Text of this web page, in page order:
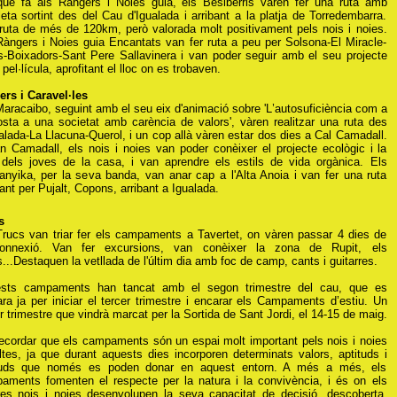
sortint des del Cau d'Igualada i arribant a la platja de Torredembarra.
de més de 120km, però valorada molt positivament pels nois i noies.
i Noies guia Encantats van fer ruta a peu per Solsona-El Miracle-
Boixadors-Sant Pere Sallavinera i van poder seguir amb el seu projecte
aprofitant el lloc on es trobaven.
i Caravel·les
seguint amb el seu eix d'animació sobre 'L ’autosuficiència com a
a una societat amb carència de valors', vàren realitzar una ruta des
La Llacuna-Querol, i un cop allà vàren estar dos dies a Cal Camadall.
Camadall, els nois i noies van poder conèixer el projecte ecològic i la
joves de la casa, i van aprendre els estils de vida orgànica. Els
per la seva banda, van anar cap a l'Alta Anoia i van fer una ruta
per Pujalt, Copons, arribant a Igualada.
van triar fer els campaments a Tavertet, on vàren passar 4 dies de
Van fer excursions, van conèixer la zona de Rupit, els
la vetllada de l'últim dia amb foc de camp, cants i guitarres.
campaments han tancat amb el segon trimestre del cau, que es
ja per iniciar el tercer trimestre i encarar els Campaments d’estiu. Un
trimestre que vindrà marcat per la Sortida de Sant Jordi, el 14-15 de maig.
que els campaments són un espai molt important pels nois i noies
ja que durant aquests dies incorporen determinats valors, aptituds i
que només es poden donar en aquest entorn. A més a més, els
fomenten el respecte per la natura i la convivència, i és on els
nois i noies desenvolupen la seva capacitat de decisió, descoberta,